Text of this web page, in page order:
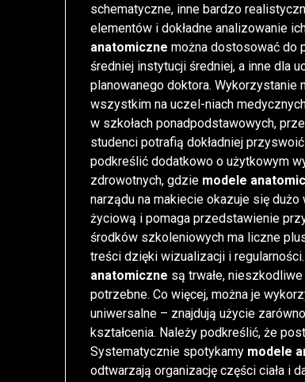
schematyczne, inne bardzo
elementów i dokładne analizowanie
anatomiczne można dostosować do
średniej instytucji średniej, a inne dla
planowanego doktora.
wszystkim na uczel-niach
w szkołach ponadpodstawowych,
studenci potrafią dokładniej
podkreślić dodatkowo o użytkowym
zdrowotnych, gdzie modele
narządu na makiecie okazuje się
życiową i pomaga przedstawienie
środków szkoleniowych ma liczne
treści dzięki wizualizacji i
anatomiczne są trwałe,
potrzebne. Co więcej, można je
uniwersalne – znajdują użycie
kształcenia. Należy podkreślić, że
Systematycznie spotykamy modele
odtwarzają organizację części ciała i